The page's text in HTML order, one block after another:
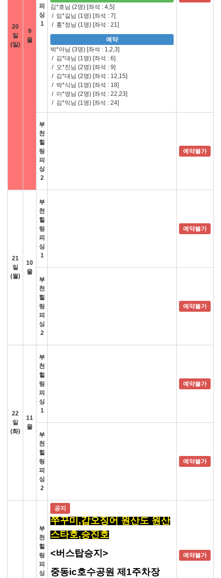
20
일
(일)
9
물
피
싱
1
김*호님 (2명) [좌석 : 4,5]
/ 임*길님 (1명) [좌석 : 7]
/ 홍*정님 (1명) [좌석 : 21]
예약
박*아님 (3명) [좌석 : 1,2,3]
/ 김*대님 (1명) [좌석 : 6]
/ 오*진님 (2명) [좌석 : 9]
/ 김*대님 (2명) [좌석 : 12,15]
/ 박*식님 (1명) [좌석 : 18]
/ 이*영님 (2명) [좌석 : 22,23]
/ 김*익님 (1명) [좌석 : 24]
부
천
힐
링
피
싱
2
예약불가
21
일
(월)
10
물
부
천
힐
링
피
싱
1
예약불가
부
천
힐
링
피
싱
2
예약불가
22
일
(화)
11
물
부
천
힐
링
피
싱
1
예약불가
부
천
힐
링
피
싱
2
예약불가
부
천
힐
링
피
싱
공지
쭈꾸미,갑오징어 원산도 원산
스타호,승진호
<버스탑승지>
중동ic호수공원 제1주차장
예약불가